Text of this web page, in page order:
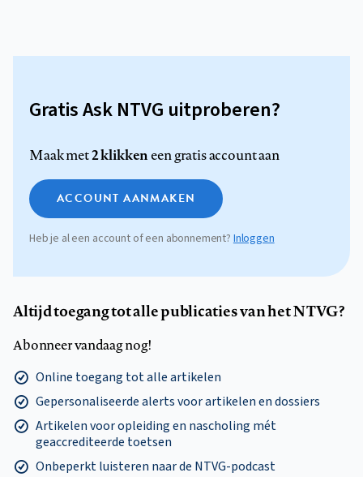
Gratis Ask NTVG uitproberen?
Maak met2 klikkeneen gratis account aan
ACCOUNT AANMAKEN
Heb je al een account of een abonnement?Inloggen
Altijd toegang tot alle publicaties van het NTVG?
Abonneer vandaag nog!
Online toegang tot alle artikelen
Gepersonaliseerde alerts voor artikelen en dossiers
Artikelen voor opleiding en nascholing mét
geaccrediteerde toetsen
Onbeperkt luisteren naar de NTVG-podcast